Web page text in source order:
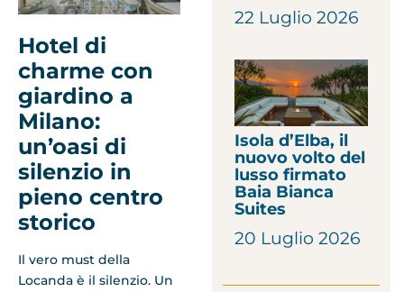
Hotel di
charme con
giardino a
Milano:
un’oasi di
silenzio in
pieno centro
storico
Il vero must della
Locanda è il silenzio. Un
22 Luglio 2026
Isola d’Elba, il
nuovo volto del
lusso firmato
Baia Bianca
Suites
20 Luglio 2026